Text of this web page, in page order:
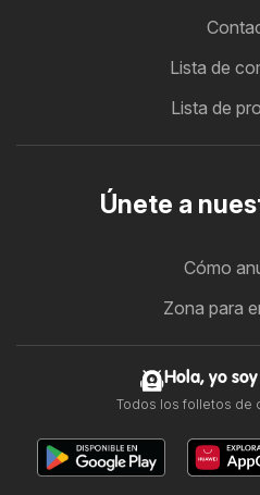
Lista de
Lista de
Únete a
Cómo
Zona para
Hola, yo
Todos los folletos de